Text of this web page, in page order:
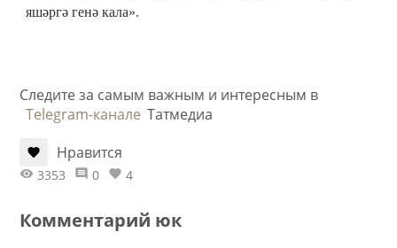
яшәргә генә кала».
Следите за самым важным и интересным в
Telegram-канале Татмедиа
Нравится
3353 0 4
Комментарий юк